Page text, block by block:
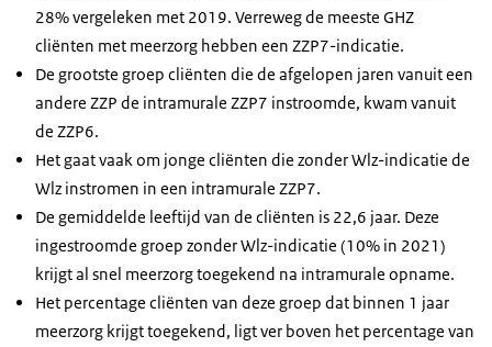
28% vergeleken met 2019. Verreweg de meeste GHZ
cliënten met meerzorg hebben een ZZP7-indicatie.
De grootste groep cliënten die de afgelopen jaren vanuit een
andere ZZP de intramurale ZZP7 instroomde, kwam vanuit
de ZZP6.
Het gaat vaak om jonge cliënten die zonder Wlz-indicatie de
Wlz instromen in een intramurale ZZP7.
De gemiddelde leeftijd van de cliënten is 22,6 jaar. Deze
ingestroomde groep zonder Wlz-indicatie (10% in 2021)
krijgt al snel meerzorg toegekend na intramurale opname.
Het percentage cliënten van deze groep dat binnen 1 jaar
meerzorg krijgt toegekend, ligt ver boven het percentage van